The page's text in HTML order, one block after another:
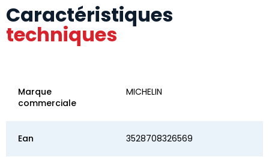
Caractéristiques
techniques
Marque
commerciale
MICHELIN
Ean 3528708326569